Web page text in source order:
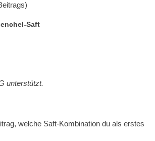
unterstützt.
welche Saft-Kombination du als erstes